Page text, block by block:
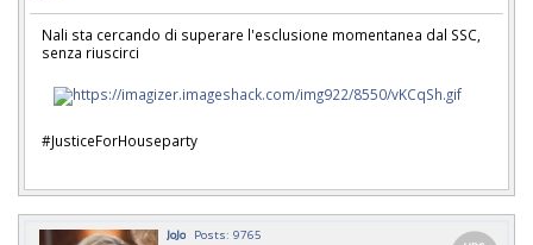
Nali sta cercando di superare l'esclusione momentanea dal SSC,
senza riuscirci
#JusticeForHouseparty
JoJo Posts: 9765